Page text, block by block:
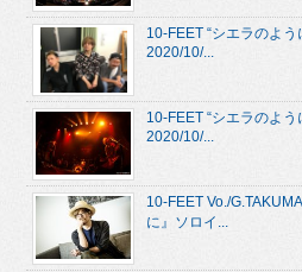
10-FEET “シエラのよ
2020/10/...
10-FEET “シエラのよ
2020/10/...
10-FEET Vo./
に』ソロイ...